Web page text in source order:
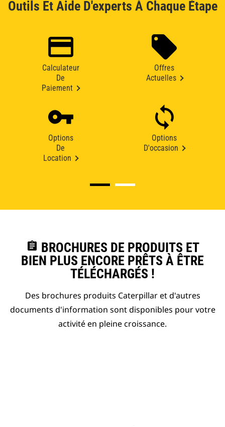
Outils Et Aide D'experts À Chaque Étape
Calculateur
De
Paiement
Offres
Actuelles
Options
De
Location
Options
D'occasion
assignment BROCHURES DE PRODUITS ET
BIEN PLUS ENCORE PRÊTS À ÊTRE
TÉLÉCHARGÉS !
Des brochures produits Caterpillar et d'autres
documents d'information sont disponibles pour votre
activité en pleine croissance.